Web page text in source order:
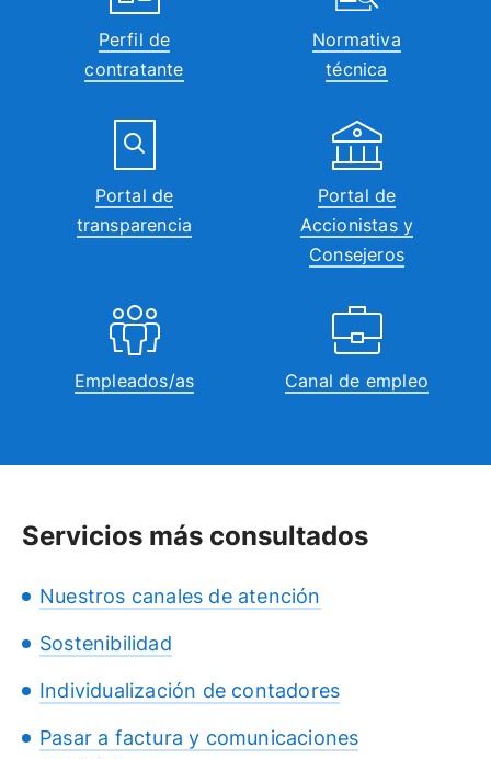
Perfil de
contratante
Normativa
técnica
Portal de
transparencia
Portal de
Accionistas y
Consejeros
Empleados/as Canal de empleo
Servicios más consultados
Nuestros canales de atención
Sostenibilidad
Individualización de contadores
Pasar a factura y comunicaciones